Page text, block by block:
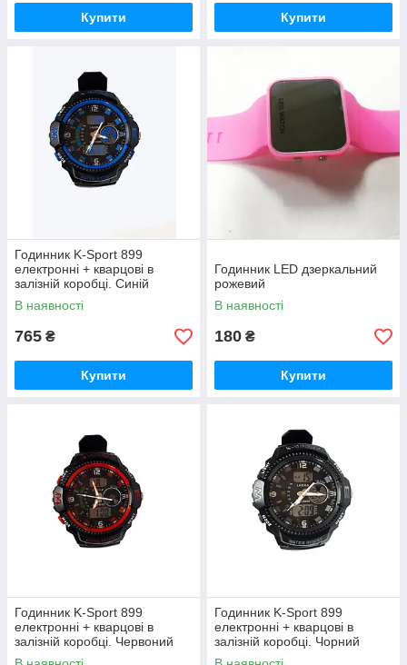
Купити Купити
Годинник K-Sport 899
електронні + кварцові в
залізній коробці. Синій
В наявності
765 ₴
Купити
Годинник LED дзеркальний
рожевий
В наявності
180 ₴
Купити
Годинник K-Sport 899
електронні + кварцові в
залізній коробці. Червоний
Годинник K-Sport 899
електронні + кварцові в
залізній коробці. Чорний